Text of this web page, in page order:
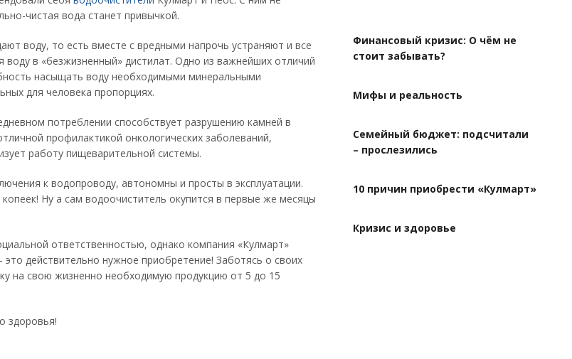
чистая вода станет привычкой.
воду, то есть вместе с вредными напрочь устраняют и все
в «безжизненный» дистилат. Одно из важнейших отличий
насыщать воду необходимыми минеральными
для человека пропорциях.
потреблении способствует разрушению камней в
профилактикой онкологических заболеваний,
работу пищеварительной системы.
к водопроводу, автономны и просты в эксплуатации.
Ну а сам водоочиститель окупится в первые же месяцы
ответственностью, однако компания «Кулмарт»
действительно нужное приобретение! Заботясь о своих
на свою жизненно необходимую продукцию от 5 до 15
здоровья!
Финансовый кризис: О чём не
стоит забывать?
Мифы и реальность
Семейный бюджет: подсчитали
– прослезились
10 причин приобрести «Кулмарт»
Кризис и здоровье